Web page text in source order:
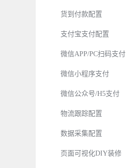
货到付款配置
支付宝支付配置
微信APP/PC扫码支付
微信小程序支付
微信公众号/H5支付
物流跟踪配置
数据采集配置
页面可视化DIY装修